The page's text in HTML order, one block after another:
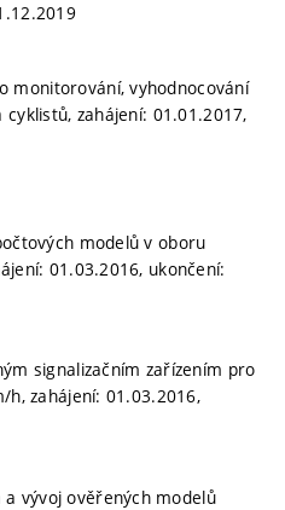
monitorování, vyhodnocování
zahájení: 01.01.2017,
modelů v oboru
01.03.2016, ukončení:
signalizačním zařízením pro
h, zahájení: 01.03.2016,
a vývoj ověřených modelů